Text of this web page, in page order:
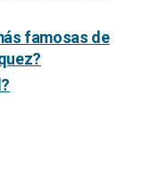
famosas de